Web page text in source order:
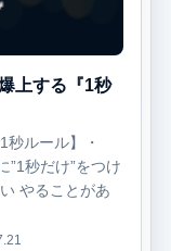
上する『1秒
秒ルール】・
”1秒だけ”をつけ
やることがあ